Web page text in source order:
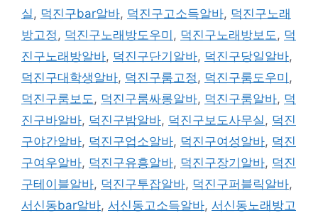
실 , 덕진구bar알바, 덕진구고소득알바, 덕진구노래
방고정 , 덕진구노래방도우미 , 덕진구노래방보도 , 덕
진구노래방알바, 덕진구단기알바, 덕진구당일알바,
덕진구대학생알바, 덕진구룸고정 , 덕진구룸도우미 ,
덕진구룸보도 , 덕진구룸싸롱알바, 덕진구룸알바, 덕
진구바알바, 덕진구밤알바, 덕진구보도사무실 , 덕진
구야간알바, 덕진구업소알바, 덕진구여성알바, 덕진
구여우알바, 덕진구유흥알바, 덕진구장기알바, 덕진
구테이블알바, 덕진구투잡알바, 덕진구퍼블릭알바,
서신동bar알바, 서신동고소득알바, 서신동노래방고